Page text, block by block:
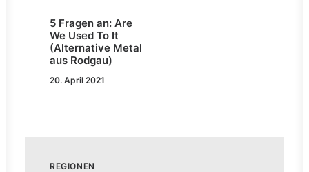
5 Fragen an: Are
We Used To It
(Alternative Metal
aus Rodgau)
20. April 2021
REGIONEN